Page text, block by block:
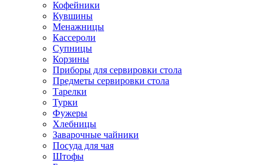
Кофейники
Кувшины
Менажницы
Кассероли
Супницы
Корзины
Приборы для сервировки стола
Предметы сервировки стола
Тарелки
Турки
Фужеры
Хлебницы
Заварочные чайники
Посуда для чая
Штофы